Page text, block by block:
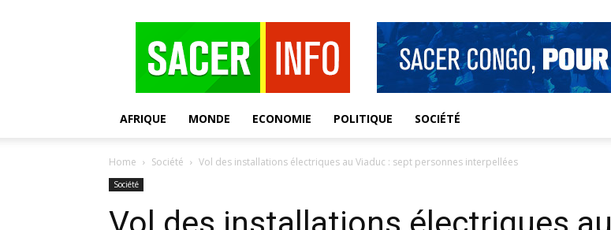
AFRIQUE MONDE ECONOMIE POLITIQUE SOCIÉTÉ
Home Société Vol des installations électriques au Viaduc : sept personnes interpellées
Société